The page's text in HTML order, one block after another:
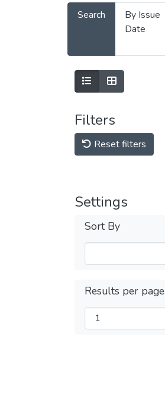
Search
By Issue
Date
Filters
Reset filters
Settings
Sort By
Results per page